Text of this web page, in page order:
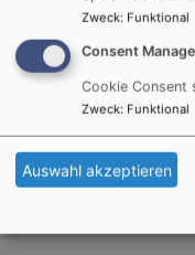
Die
Zweck: Funktional
Consent
Cookie Consent
Zweck: Funktional
Auswahl akzeptieren